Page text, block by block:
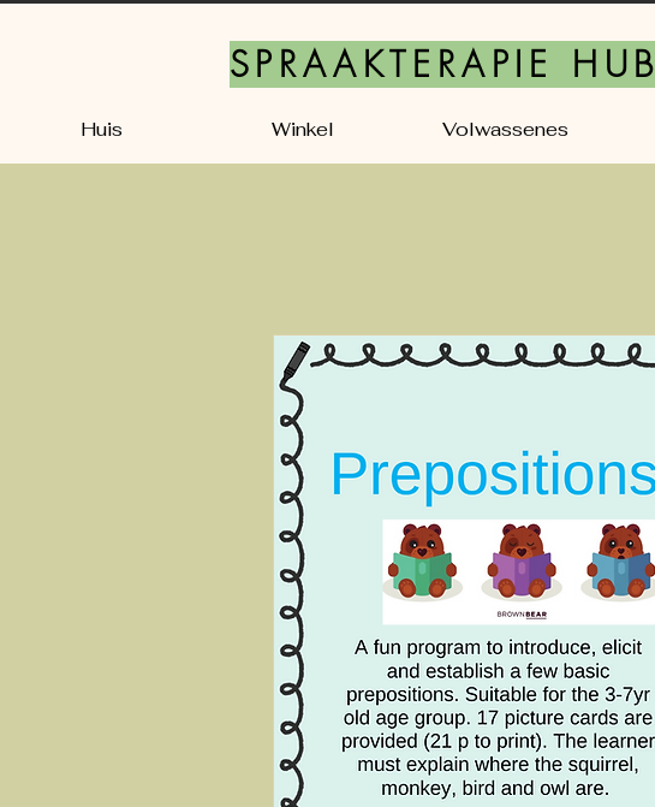
SPRAAKTERAPIE HUB
Huis Winkel Volwassenes